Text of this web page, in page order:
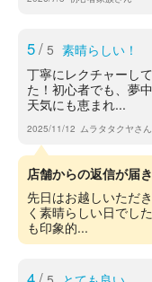
5/ 5 素晴らしい！
丁寧にレクチャーし
た！初心者でも、夢
天気にも恵まれ...
2025/11/12 ムラタタクヤさん
店舗からの返信が届
先日はお越しいただ
く素晴らしい日でし
も印象的...